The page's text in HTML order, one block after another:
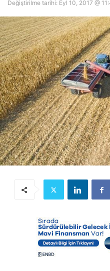
Değiştirilme tarihi: Eyl 10, 2017 @